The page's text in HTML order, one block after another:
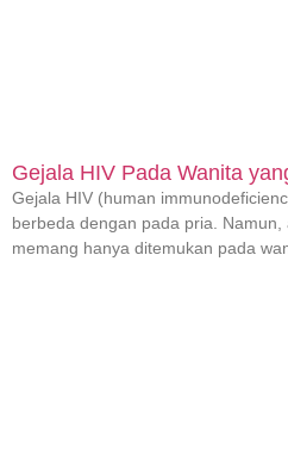
Gejala HIV Pada Wanita
Gejala HIV (human
berbeda dengan pada pria.
memang hanya ditemukan pada